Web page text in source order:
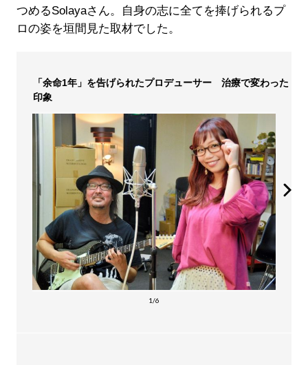
つめるSolayaさん。自身の志に全てを捧げられるプ
ロの姿を垣間見た取材でした。
「余命1年」を告げられたプロデューサー 治療で変わった
印象
1/6